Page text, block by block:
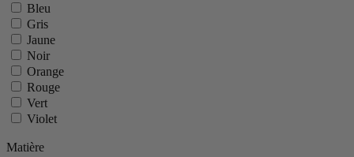
Bleu
Gris
Jaune
Noir
Orange
Rouge
Vert
Violet
Matière